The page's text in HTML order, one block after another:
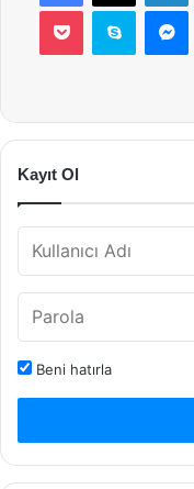
Pocket Skype
Kayıt Ol
Beni hatırla